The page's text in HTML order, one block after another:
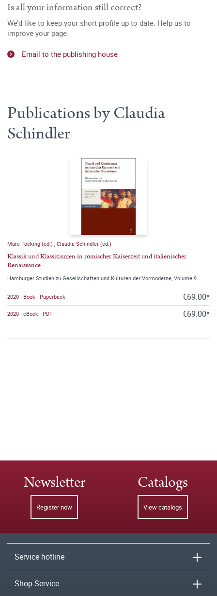
Is all your information still correct?
We’d like to keep your short profile up to date. Help us to
improve your page.
Email to the publishing house
Publications by Claudia
Schindler
Marc Föcking (ed.) Claudia Schindler (ed.)
Klassik und Klassizismen in römischer Kaiserzeit und italienischer
Renaissance
Hamburger Studien zu Gesellschaften und Kulturen der Vormoderne, Volume 9
2020 | Book - Paperback €69.00*
2020 | eBook - PDF €69.00*
Newsletter
Register now
Catalogs
View catalogs
Service hotline
Shop-Service